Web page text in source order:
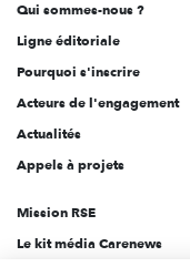
Qui sommes-nous ?
Ligne éditoriale
Pourquoi s'inscrire
Acteurs de l'engagement
Actualités
Appels à projets
Mission RSE
Le kit média Carenews